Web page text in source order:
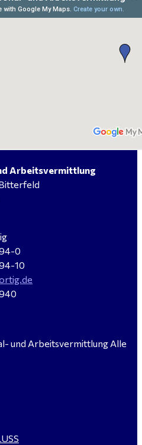
- Bitterfeld-Wolfen
w/d) - Baustoffe Fliesen -
- Bitterfeld-Wolfen
(m/w/d) Anlagen- und
- Leuna ab 20 €
ab 4.000 €
(Saale) gesucht - TZ 20-
Arbeitsvermittlung
0
10
und Arbeitsvermittlung Alle